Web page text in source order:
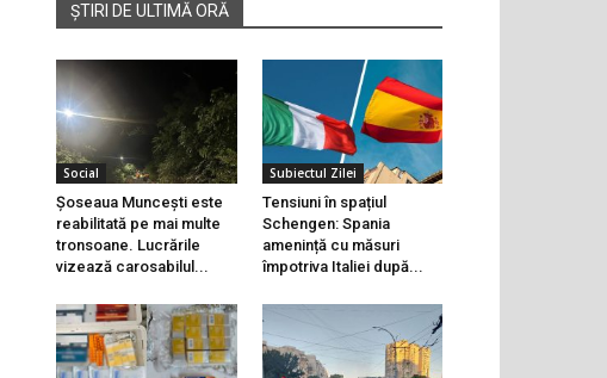
ȘTIRI DE ULTIMĂ ORĂ
Social
Șoseaua Muncești este
reabilitată pe mai multe
tronsoane. Lucrările
vizează carosabilul...
Subiectul Zilei
Tensiuni în spațiul
Schengen: Spania
amenință cu măsuri
împotriva Italiei după...